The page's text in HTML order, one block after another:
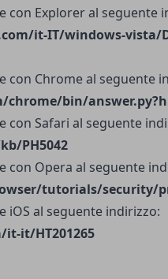
con Explorer al seguente
it-IT/windows-vista/
con Chrome al seguente
bin/
con Safari al seguente
PH5042
con Opera al seguente
tutorials/security/
iOS al seguente indirizzo:
it/HT201265